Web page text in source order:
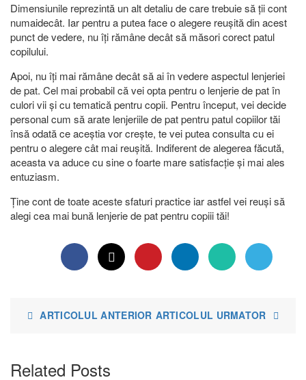
Dimensiunile reprezintă un alt detaliu de care trebuie să ții cont
numaidecât. Iar pentru a putea face o alegere reușită din acest
punct de vedere, nu îți rămâne decât să măsori corect patul
copilului.
Apoi, nu îți mai rămâne decât să ai în vedere aspectul lenjeriei
de pat. Cel mai probabil că vei opta pentru o lenjerie de pat în
culori vii și cu tematică pentru copii. Pentru început, vei decide
personal cum să arate lenjeriile de pat pentru patul copiilor tăi
însă odată ce aceștia vor crește, te vei putea consulta cu ei
pentru o alegere cât mai reușită. Indiferent de alegerea făcută,
aceasta va aduce cu sine o foarte mare satisfacție și mai ales
entuziasm.
Ține cont de toate aceste sfaturi practice iar astfel vei reuși să
alegi cea mai bună lenjerie de pat pentru copiii tăi!
ARTICOLUL ANTERIOR ARTICOLUL URMATOR
Related Posts